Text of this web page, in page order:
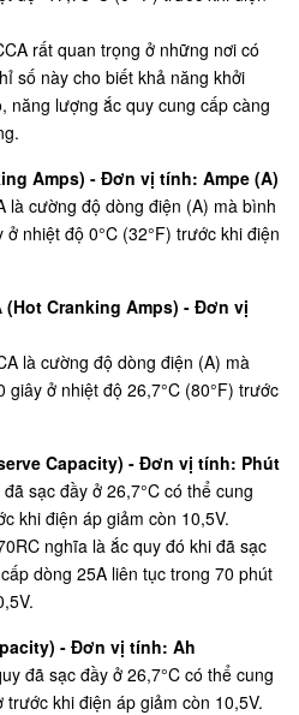
rất quan trọng ở những nơi có
số này cho biết khả năng khởi
năng lượng ắc quy cung cấp càng
Amps) - Đơn vị tính: Ampe (A)
là cường độ dòng điện (A) mà bình
nhiệt độ 0°C (32°F) trước khi điện
Cranking Amps) - Đơn vị
là cường độ dòng điện (A) mà
ở nhiệt độ 26,7°C (80°F) trước
Capacity) - Đơn vị tính: Phút
sạc đầy ở 26,7°C có thể cung
khi điện áp giảm còn 10,5V.
nghĩa là ắc quy đó khi đã sạc
dòng 25A liên tục trong 70 phút
- Đơn vị tính: Ah
đã sạc đầy ở 26,7°C có thể cung
khi điện áp giảm còn 10,5V.